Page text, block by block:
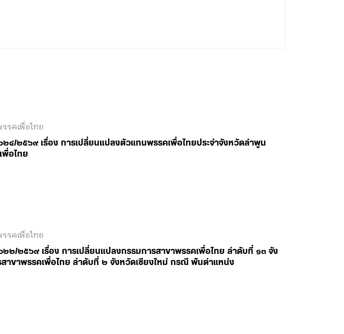
รคเพื่อไทย
๔/๒๕๖๙ เรื่อง การเปลี่ยนแปลงตัวแทนพรรคเพื่อไทยประจำจังหวัดลำพูน
อไทย
รคเพื่อไทย
๒/๒๕๖๙ เรื่อง การเปลี่ยนแปลงกรรมการสาขาพรรคเพื่อไทย ลำดับที่ ๑๓ จัง
าขาพรรคเพื่อไทย ลำดับที่ ๒ จังหวัดเชียงใหม่ กรณี พ้นตำแหน่ง